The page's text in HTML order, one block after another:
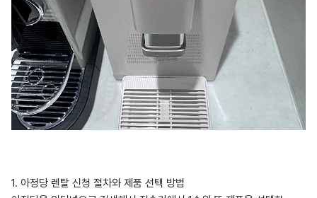
1. 아정당 렌탈 신청 절차와 제품 선택 방법